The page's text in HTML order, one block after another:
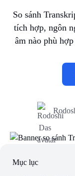
So sánh
tích hợp, ngôn
âm nào phù
Mục lục